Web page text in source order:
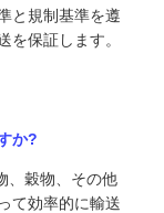
と規制基準を遵
を保証します。
か?
、穀物、その他
て効率的に輸送